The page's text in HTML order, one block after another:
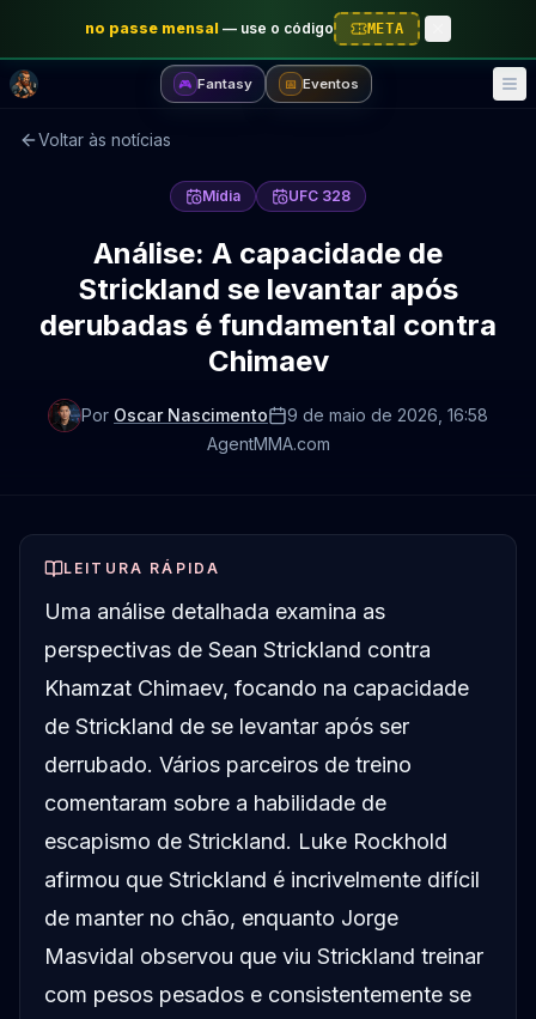
no passe mensal — use o código META
🎮 Fantasy 📅 Eventos
Voltar às notícias
Mídia UFC 328
Análise: A capacidade de
Strickland se levantar após
derubadas é fundamental contra
Chimaev
Por Oscar Nascimento 9 de maio de 2026 , 16:58
AgentMMA.com
LEITURA RÁPIDA
Uma análise detalhada examina as
perspectivas de Sean Strickland contra
Khamzat Chimaev, focando na capacidade
de Strickland de se levantar após ser
derrubado. Vários parceiros de treino
comentaram sobre a habilidade de
escapismo de Strickland. Luke Rockhold
afirmou que Strickland é incrivelmente difícil
de manter no chão, enquanto Jorge
Masvidal observou que viu Strickland treinar
com pesos pesados e consistentemente se